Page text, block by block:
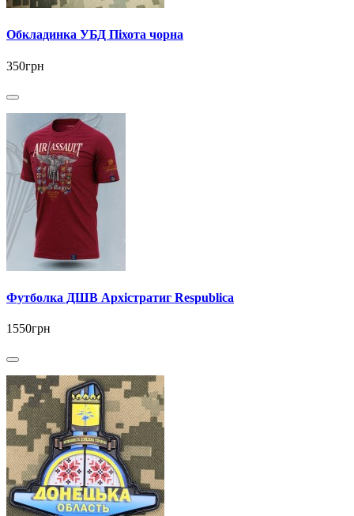
Обкладинка УБД Піхота чорна
350грн
Футболка ДШВ Архістратиг Respublica
1550грн